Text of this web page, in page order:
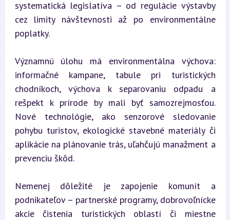
systematická legislatíva – od regulácie výstavby
cez limity návštevnosti až po environmentálne
poplatky.
Významnú úlohu má environmentálna výchova:
informačné kampane, tabule pri turistických
chodníkoch, výchova k separovaniu odpadu a
rešpekt k prírode by mali byť samozrejmosťou.
Nové technológie, ako senzorové sledovanie
pohybu turistov, ekologické stavebné materiály či
aplikácie na plánovanie trás, uľahčujú manažment a
prevenciu škôd.
Nemenej dôležité je zapojenie komunít a
podnikateľov – partnerské programy, dobrovoľnícke
akcie čistenia turistických oblastí či miestne